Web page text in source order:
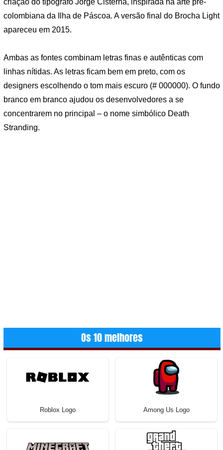
criação do tipógrafo Jorge Cisterna, inspirada na arte pré-
colombiana da Ilha de Páscoa. A versão final do Brocha Light
apareceu em 2015.
Ambas as fontes combinam letras finas e autênticas com
linhas nítidas. As letras ficam bem em preto, com os
designers escolhendo o tom mais escuro (# 000000). O fundo
branco em branco ajudou os desenvolvedores a se
concentrarem no principal – o nome simbólico Death
Stranding.
Os 10 melhores
Roblox Logo Among Us Logo